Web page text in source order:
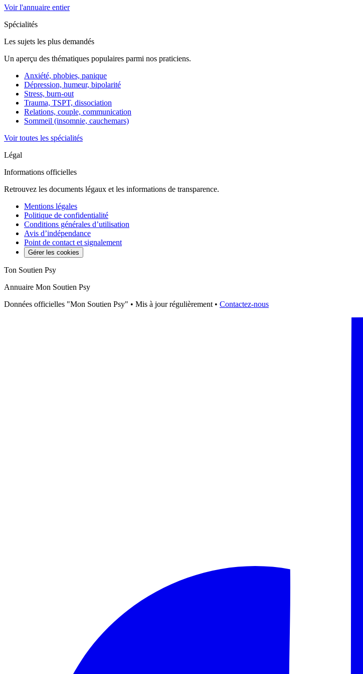
Voir l'annuaire entier
Spécialités
Les sujets les plus demandés
Un aperçu des thématiques populaires parmi nos praticiens.
Anxiété, phobies, panique
Dépression, humeur, bipolarité
Stress, burn-out
Trauma, TSPT, dissociation
Relations, couple, communication
Sommeil (insomnie, cauchemars)
Voir toutes les spécialités
Légal
Informations officielles
Retrouvez les documents légaux et les informations de transparence.
Mentions légales
Politique de confidentialité
Conditions générales d’utilisation
Avis d’indépendance
Point de contact et signalement
Gérer les cookies
Ton Soutien Psy
Annuaire Mon Soutien Psy
Données officielles "Mon Soutien Psy" • Mis à jour régulièrement • Contactez-nous